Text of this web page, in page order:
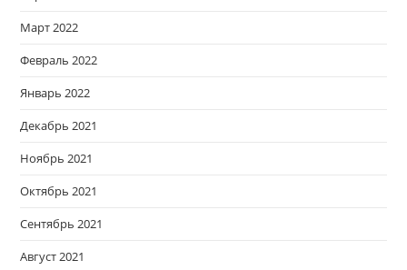
Март 2022
Февраль 2022
Январь 2022
Декабрь 2021
Ноябрь 2021
Октябрь 2021
Сентябрь 2021
Август 2021